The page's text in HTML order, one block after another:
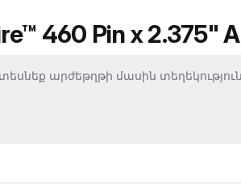
460 Pin x 2.375"
արժեթղթի մասին